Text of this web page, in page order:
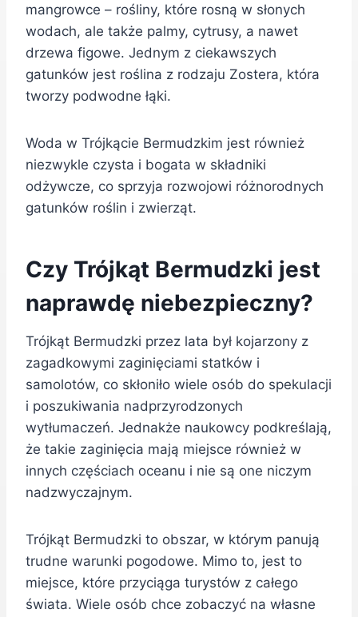
mangrowce – rośliny, które rosną w słonych
wodach, ale także palmy, cytrusy, a nawet
drzewa figowe. Jednym z ciekawszych
gatunków jest roślina z rodzaju Zostera, która
tworzy podwodne łąki.
Woda w Trójkącie Bermudzkim jest również
niezwykle czysta i bogata w składniki
odżywcze, co sprzyja rozwojowi różnorodnych
gatunków roślin i zwierząt.
Czy Trójkąt Bermudzki jest
naprawdę niebezpieczny?
Trójkąt Bermudzki przez lata był kojarzony z
zagadkowymi zaginięciami statków i
samolotów, co skłoniło wiele osób do spekulacji
i poszukiwania nadprzyrodzonych
wytłumaczeń. Jednakże naukowcy podkreślają,
że takie zaginięcia mają miejsce również w
innych częściach oceanu i nie są one niczym
nadzwyczajnym.
Trójkąt Bermudzki to obszar, w którym panują
trudne warunki pogodowe. Mimo to, jest to
miejsce, które przyciąga turystów z całego
świata. Wiele osób chce zobaczyć na własne